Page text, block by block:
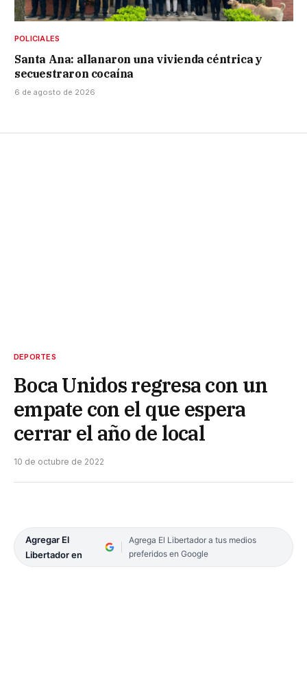
POLICIALES
Santa Ana: allanaron una vivienda céntrica y
secuestraron cocaína
6 de agosto de 2026
DEPORTES
Boca Unidos regresa con un
empate con el que espera
cerrar el año de local
10 de octubre de 2022
Agregar El
Libertador en
Agrega El Libertador a tus medios
preferidos en Google